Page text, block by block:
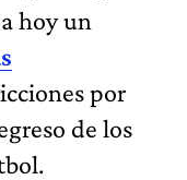
hoy un
por
de los